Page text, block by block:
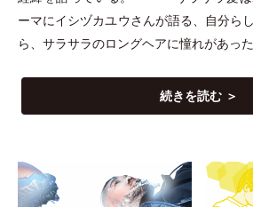
ーマにイシヅカユウさんが語る、自分ら
ら、サラサラのロングヘアに憧れがあっ
続きを読む ＞